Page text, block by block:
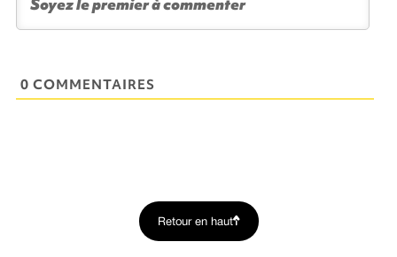
0 COMMENTAIRES
Retour en haut